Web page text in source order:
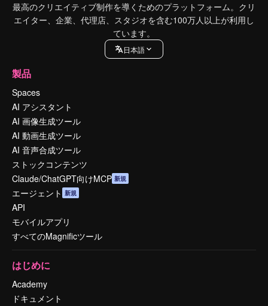
最高のクリエイティブ制作を導くためのプラットフォーム。クリ
エイター、企業、代理店、スタジオを含む100万人以上が利用し
ています。
日本語
製品
Spaces
AI アシスタント
AI 画像生成ツール
AI 動画生成ツール
AI 音声合成ツール
ストックコンテンツ
Claude/ChatGPT向けMCP 新規
エージェント 新規
API
モバイルアプリ
すべてのMagnificツール
はじめに
Academy
ドキュメント